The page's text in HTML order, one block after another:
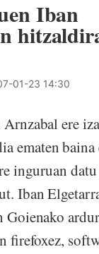
Iban
01-23 14:30
ere
ematen baina
inguruan
Iban
Goienako
firefoxez,